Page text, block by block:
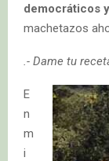
democráticos
machetazos
.- Dame tu
E
n
m
i